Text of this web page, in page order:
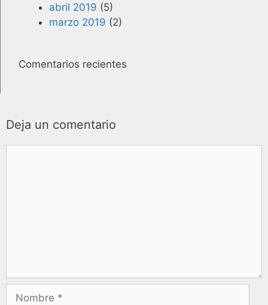
abril 2019 (5)
marzo 2019 (2)
Comentarios recientes
Deja un comentario